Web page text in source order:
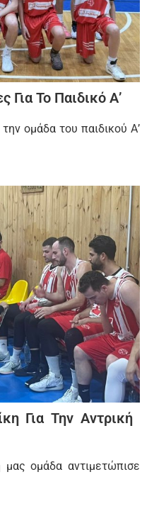
Για Το Παιδικό Α’
ομάδα του παιδικού Α’
Για Την Αντρική
ομάδα αντιμετώπισε